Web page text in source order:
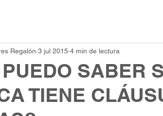
SABER
TIENE
Regalón 3 jul 2015 4 min de lectura